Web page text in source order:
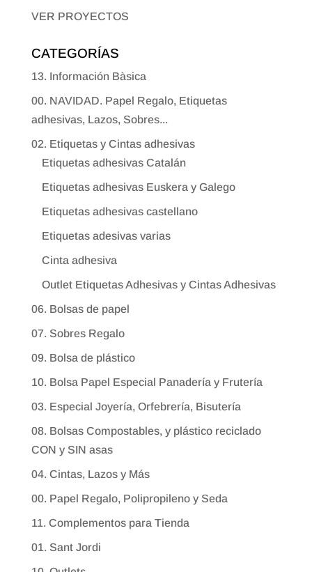
VER PROYECTOS
CATEGORÍAS
13. Información Bàsica
00. NAVIDAD. Papel Regalo, Etiquetas
adhesivas, Lazos, Sobres...
02. Etiquetas y Cintas adhesivas
Etiquetas adhesivas Catalán
Etiquetas adhesivas Euskera y Galego
Etiquetas adhesivas castellano
Etiquetas adesivas varias
Cinta adhesiva
Outlet Etiquetas Adhesivas y Cintas Adhesivas
06. Bolsas de papel
07. Sobres Regalo
09. Bolsa de plástico
10. Bolsa Papel Especial Panadería y Frutería
03. Especial Joyería, Orfebrería, Bisutería
08. Bolsas Compostables, y plástico reciclado
CON y SIN asas
04. Cintas, Lazos y Más
00. Papel Regalo, Polipropileno y Seda
11. Complementos para Tienda
01. Sant Jordi